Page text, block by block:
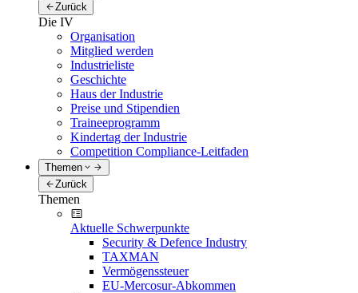
Zurück
Die IV
Organisation
Mitglied werden
Industrieliste
Geschichte
Haus der Industrie
Preise und Stipendien
Traineeprogramm
Kindertag der Industrie
Competition Compliance-Leitfaden
Themen
Zurück
Themen
Aktuelle Schwerpunkte
Security & Defence Industry
TAXMAN
Vermögenssteuer
EU-Mercosur-Abkommen